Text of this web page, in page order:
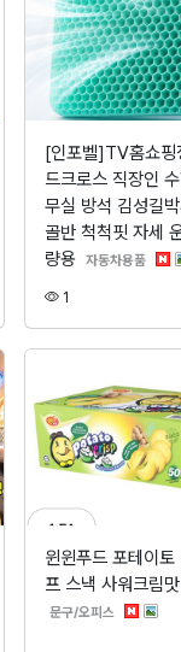
[인포벨]TV홈쇼핑
드크로스 직장인
무실 방석 김성길
골반 척척핏 자세
량용
자동차용품분류
1조회
윈윈푸드 포테이토
프 스낵 사워크림맛
문구/오피스분류